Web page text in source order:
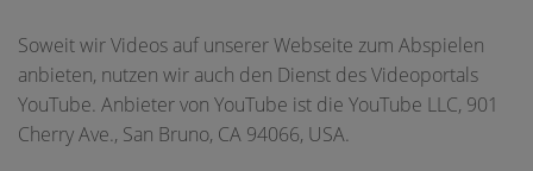
Soweit wir Videos auf unserer Webseite zum Abspielen
anbieten, nutzen wir auch den Dienst des Videoportals
YouTube. Anbieter von YouTube ist die YouTube LLC, 901
Cherry Ave., San Bruno, CA 94066, USA.